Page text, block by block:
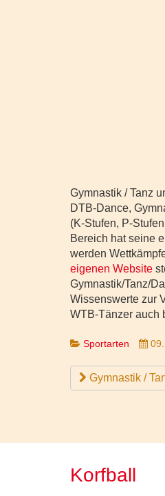
Gymnastik / Tanz
DTB-Dance,
(K-Stufen, P-
Bereich hat seine
werden
eigenen Website
Gymnastik/Tanz/
Wissenswerte zur
WTB-Tänzer auch
Sportarten
Gymnastik /
Korfball